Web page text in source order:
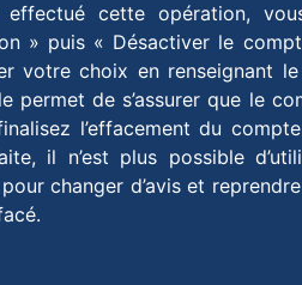
cette opération,
» puis « Désactiver le
votre choix en renseignant
permet de s’assurer que le
finalisez l’effacement du
il n’est plus possible
pour changer d’avis et